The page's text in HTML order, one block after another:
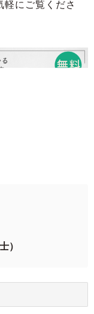
軽にご覧くださ
）